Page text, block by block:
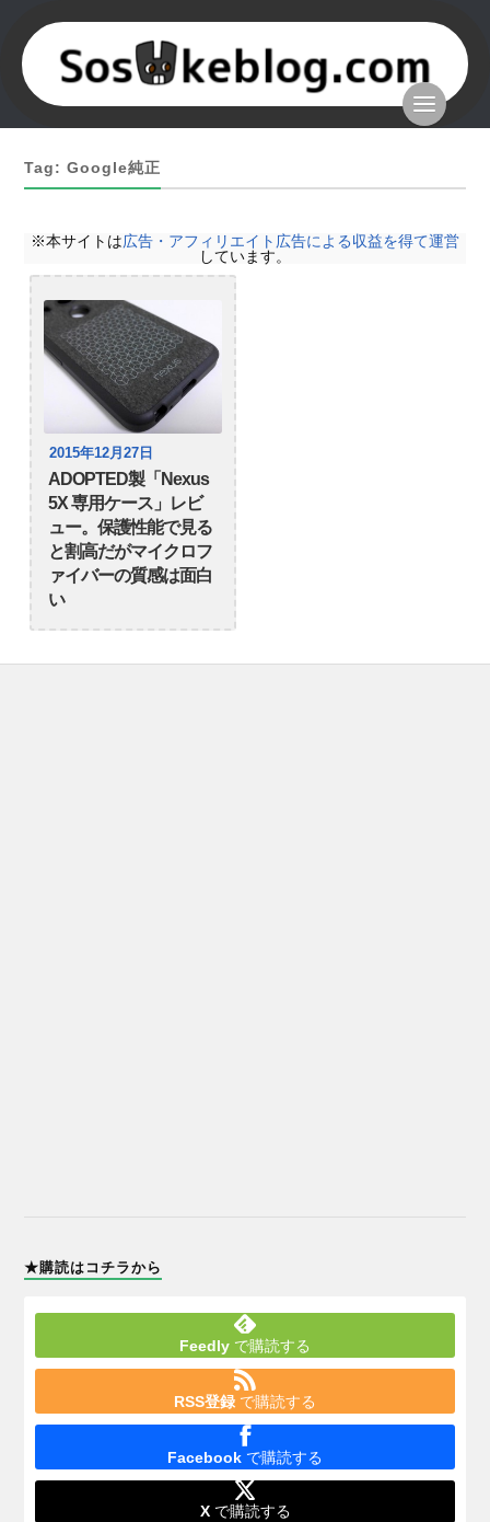
Tag: Google純正
※本サイトは広告・アフィリエイト広告による収益を得て運営
しています。
2015年12月27日
ADOPTED製「Nexus
5X 専用ケース」レビ
ュー。保護性能で見る
と割高だがマイクロフ
ァイバーの質感は面白
い
★購読はコチラから
Feedly で購読する
RSS登録 で購読する
Facebook で購読する
Xで購読する